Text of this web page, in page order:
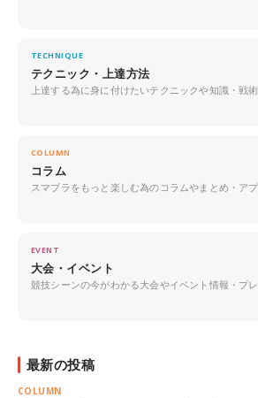
TECHNIQUE
テクニック・上達方法
上達する為に身に付けたいテクニックや知識・戦
COLUMN
コラム
スマブラをもっと楽しむ為のコラムやまとめ・ア
EVENT
大会・イベント
競技シーンの今がわかる大会やイベント情報・プ
最新の投稿
COLUMN